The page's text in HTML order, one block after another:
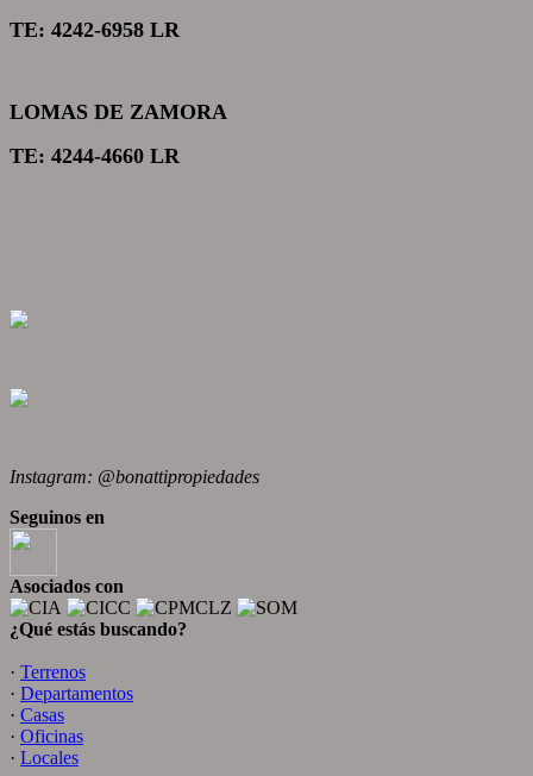
TE: 4242-6958 LR
LOMAS DE ZAMORA
TE: 4244-4660 LR
Instagram: @bonattipropiedades
Seguinos en
Asociados con
¿Qué estás buscando?
· Terrenos
· Departamentos
· Casas
· Oficinas
· Locales